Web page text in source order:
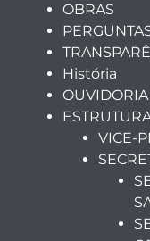
OBRAS
História
OUVIDORIA
VICE-